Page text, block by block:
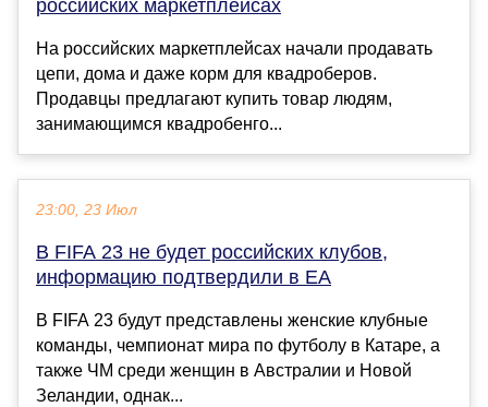
российских маркетплейсах
На российских маркетплейсах начали продавать
цепи, дома и даже корм для квадроберов.
Продавцы предлагают купить товар людям,
занимающимся квадробенго...
23:00, 23 Июл
В FIFA 23 не будет российских клубов,
информацию подтвердили в EA
В FIFA 23 будут представлены женские клубные
команды, чемпионат мира по футболу в Катаре, а
также ЧМ среди женщин в Австралии и Новой
Зеландии, однак...